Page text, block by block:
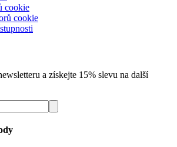
cookie
cookie
a získejte 15% slevu na další